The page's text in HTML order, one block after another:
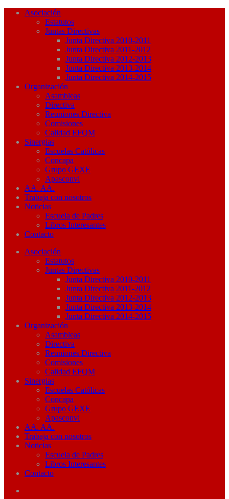
Asociación
Estatutos
Juntas Directivas
Junta Directiva 2010-2011
Junta Directiva 2011-2012
Junta Directiva 2012-2013
Junta Directiva 2013-2014
Junta Directiva 2014-2015
Organización
Asambleas
Directiva
Reuniones Directiva
Comisiones
Calidad EFQM
Sinergias
Escuelas Católicas
Concapa
Grupo GEXE
Apasconvi
AA. AA.
Trabaja con nosotros
Noticias
Escuela de Padres
Libros Interesantes
Contacto
Asociación
Estatutos
Juntas Directivas
Junta Directiva 2010-2011
Junta Directiva 2011-2012
Junta Directiva 2012-2013
Junta Directiva 2013-2014
Junta Directiva 2014-2015
Organización
Asambleas
Directiva
Reuniones Directiva
Comisiones
Calidad EFQM
Sinergias
Escuelas Católicas
Concapa
Grupo GEXE
Apasconvi
AA. AA.
Trabaja con nosotros
Noticias
Escuela de Padres
Libros Interesantes
Contacto